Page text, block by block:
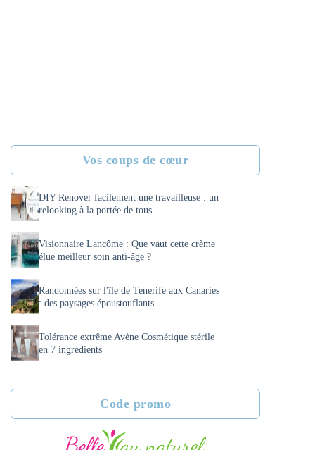
Vos coups de cœur
DIY Rénover facilement une travailleuse : un
relooking à la portée de tous
Visionnaire Lancôme : Que vaut cette crème
élue meilleur soin anti-âge ?
Randonnées sur l'île de Tenerife aux Canaries
: des paysages époustouflants
Tolérance extrême Avène Cosmétique stérile
en 7 ingrédients
Code promo